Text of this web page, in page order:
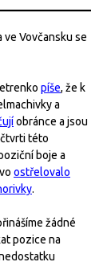
ve Vovčansku se
píše, že k
a
obránce a jsou
této
boje a
ostřelovalo
.
žádné
pozice na